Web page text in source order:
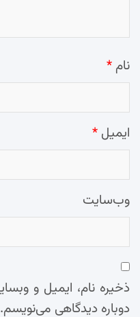
نام *
ایمیل *
وب‌سایت
ذخیره نام، ایمیل و
دوباره دیدگاهی می‌نویسم.